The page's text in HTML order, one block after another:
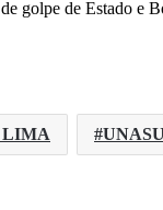
golpe de Estado e
LIMA